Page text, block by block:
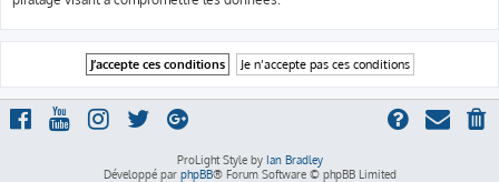
ProLight Style by Ian Bradley
Développé par phpBB® Forum Software © phpBB Limited